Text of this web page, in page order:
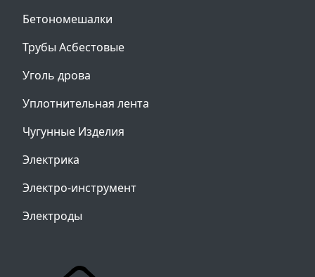
Бетономешалки
Трубы Асбестовые
Уголь дрова
Уплотнительная лента
Чугунные Изделия
Электрика
Электро-инструмент
Электроды